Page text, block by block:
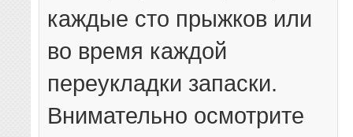
каждые сто прыжков или
во время каждой
переукладки запаски.
Внимательно осмотрите